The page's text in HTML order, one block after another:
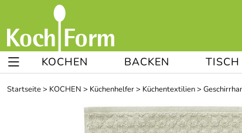
KOCHEN BACKEN TISCH
Startseite> KOCHEN > Küchenhelfer> Küchentextilien>